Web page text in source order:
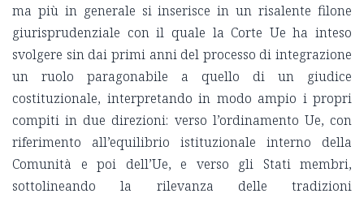
ma più in generale si inserisce in un risalente filone
giurisprudenziale con il quale la Corte Ue ha inteso
svolgere sin dai primi anni del processo di integrazione
un ruolo paragonabile a quello di un giudice
costituzionale, interpretando in modo ampio i propri
compiti in due direzioni: verso l’ordinamento Ue, con
riferimento all’equilibrio istituzionale interno della
Comunità e poi dell’Ue, e verso gli Stati membri,
sottolineando la rilevanza delle tradizioni